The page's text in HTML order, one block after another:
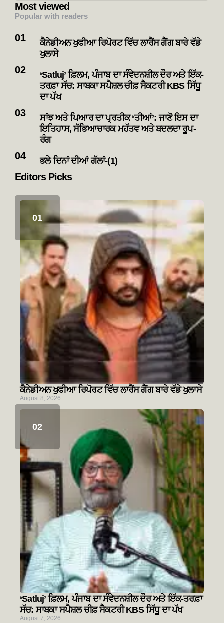
Most viewed
Popular with readers
ਕੈਨੇਡੀਅਨ ਖੁਫੀਆ ਰਿਪੋਰਟ ਵਿੱਚ ਲਾਰੈਂਸ ਗੈਂਗ ਬਾਰੇ ਵੱਡੇ
ਖੁਲਾਸੇ
‘Satluj’ ਫ਼ਿਲਮ, ਪੰਜਾਬ ਦਾ ਸੰਵੇਦਨਸ਼ੀਲ ਦੌਰ ਅਤੇ ਇੱਕ-
ਤਰਫ਼ਾ ਸੱਚ: ਸਾਬਕਾ ਸਪੈਸ਼ਲ ਚੀਫ਼ ਸੈਕਟਰੀ KBS ਸਿੱਧੂ
ਦਾ ਪੱਖ
ਸਾਂਝ ਅਤੇ ਪਿਆਰ ਦਾ ਪ੍ਰਤੀਕ ‘ਤੀਆਂ’: ਜਾਣੋ ਇਸ ਦਾ
ਇਤਿਹਾਸ, ਸੱਭਿਆਚਾਰਕ ਮਹੱਤਵ ਅਤੇ ਬਦਲਦਾ ਰੂਪ-
ਰੰਗ
ਭਲੇ ਦਿਨਾਂ ਦੀਆਂ ਗੱਲਾਂ-(1)
Editors Picks
ਕੈਨੇਡੀਅਨ ਖੁਫੀਆ ਰਿਪੋਰਟ ਵਿੱਚ ਲਾਰੈਂਸ ਗੈਂਗ ਬਾਰੇ ਵੱਡੇ ਖੁਲਾਸੇ
August 8, 2026
‘Satluj’ ਫ਼ਿਲਮ, ਪੰਜਾਬ ਦਾ ਸੰਵੇਦਨਸ਼ੀਲ ਦੌਰ ਅਤੇ ਇੱਕ-ਤਰਫ਼ਾ
ਸੱਚ: ਸਾਬਕਾ ਸਪੈਸ਼ਲ ਚੀਫ਼ ਸੈਕਟਰੀ KBS ਸਿੱਧੂ ਦਾ ਪੱਖ
August 7, 2026